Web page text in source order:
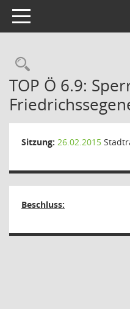
Toggle navigation
TOP Ö 6.9:
Sitzung: 26.02.2015
Beschluss: